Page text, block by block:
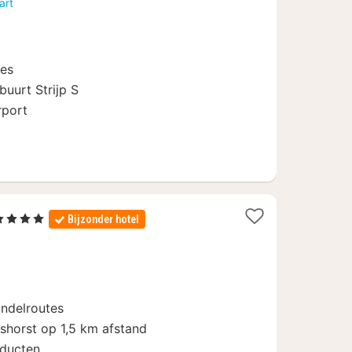
Strijp S
Sterren Bijzonder hotel
op 1,5 km afstand